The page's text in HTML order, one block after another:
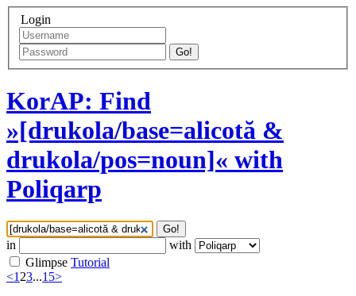
Login
Go!
KorAP: Find
»[drukola/base=alicotă &
drukola/pos=noun]« with
Poliqarp
Go!
in
with
Glimpse Tutorial
<123...15>